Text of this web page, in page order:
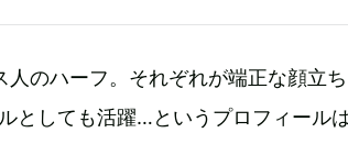
のハーフ。それぞれが端正な顔立
としても活躍…というプロフィール